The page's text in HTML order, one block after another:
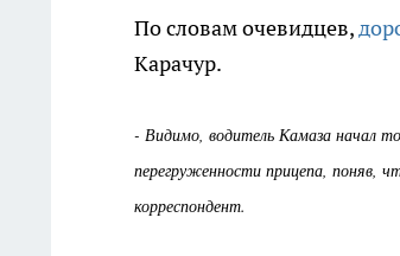
По словам очевидцев,
Карачур.
- Видимо, водитель Камаза начал
перегруженности прицепа, поняв,
корреспондент.